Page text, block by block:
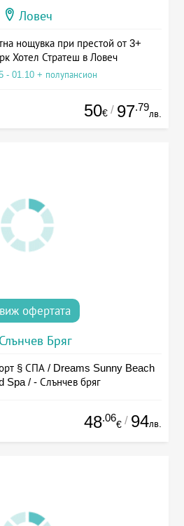
Ловеч
нощувка при престой от 3+
Хотел Стратеш в Ловеч
- 01.10 + полупансион
50€ / 97.79
лв.
виж офертата
Слънчев Бряг
§ СПА / Dreams Sunny Beach
Spa / - Слънчев бряг
48.06
€ / 94лв.